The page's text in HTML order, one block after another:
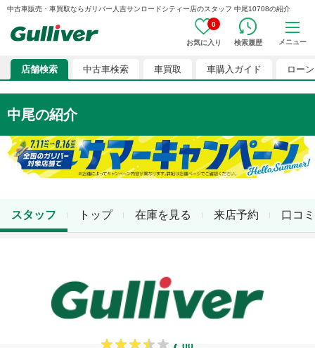
中古車販売・車買取ならガリバー人吉サンロードシティー店のスタッフ 中尾10708の紹介
0
お気に入り 検索履歴 メニュー
店舗検索 中古車検索 車買取 車購入ガイド ローン
中尾の紹介
トップ 在庫を見る 来店予約 口コミ
スタッフ
店舗スタッフ
7 .00